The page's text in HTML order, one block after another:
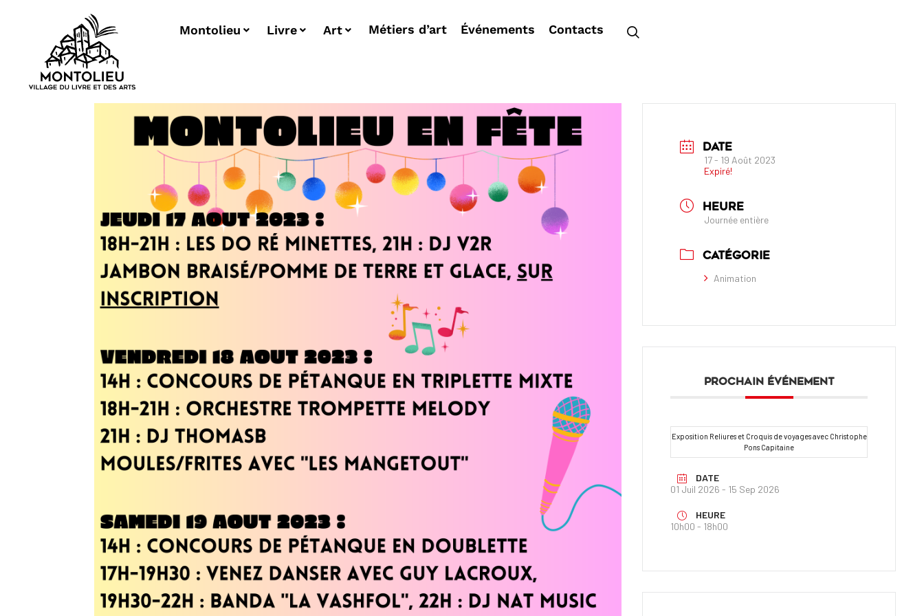
Montolieu Livre Art Métiers d’art Événements Contacts
DATE
17 - 19 Août 2023
Expiré!
HEURE
Journée entière
CATÉGORIE
Animation
PROCHAIN ÉVÉNEMENT
Exposition Reliures et Croquis de voyages avec Christophe
Pons Capitaine
DATE
01 Juil 2026 - 15 Sep 2026
HEURE
10h00 - 18h00